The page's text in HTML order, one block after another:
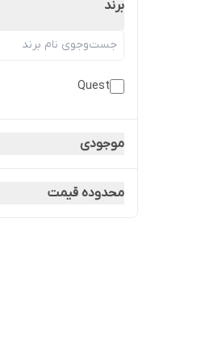
برند
Quest
موجودی
محدوده قیمت